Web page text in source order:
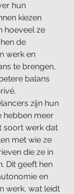
hun
kiezen
hoeveel ze
de
werk en
te brengen,
balans
zijn hun
hebben meer
soort werk dat
met wie ze
die ze in
Dit geeft hen
en
werk, wat leidt